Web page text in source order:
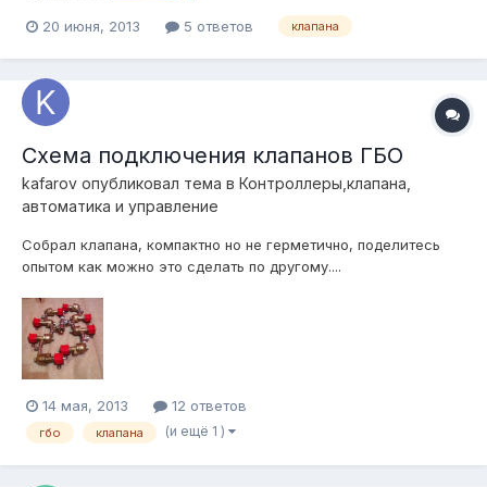
20 июня, 2013 5 ответов клапана
Схема подключения клапанов ГБО
kafarov опубликовал тема в Контроллеры,клапана,
автоматика и управление
Собрал клапана, компактно но не герметично, поделитесь
опытом как можно это сделать по другому....
14 мая, 2013 12 ответов
гбо клапана (и ещё 1 )